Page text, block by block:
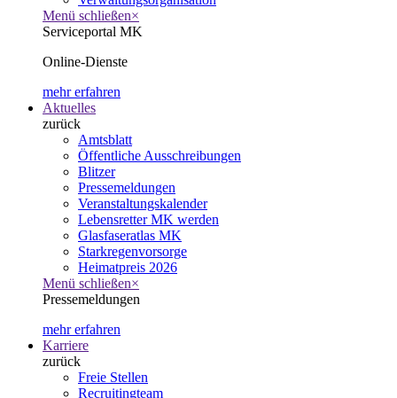
Menü schließen×
Serviceportal MK
Online-Dienste
mehr erfahren
Aktuelles
zurück
Amtsblatt
Öffentliche Ausschreibungen
Blitzer
Pressemeldungen
Veranstaltungskalender
Lebensretter MK werden
Glasfaseratlas MK
Starkregenvorsorge
Heimatpreis 2026
Menü schließen×
Pressemeldungen
mehr erfahren
Karriere
zurück
Freie Stellen
Recruitingteam